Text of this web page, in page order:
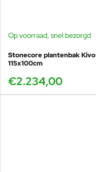
Op voorraad, snel bezorgd
Stonecore plantenbak Kivo
115x100cm
€2.234,00